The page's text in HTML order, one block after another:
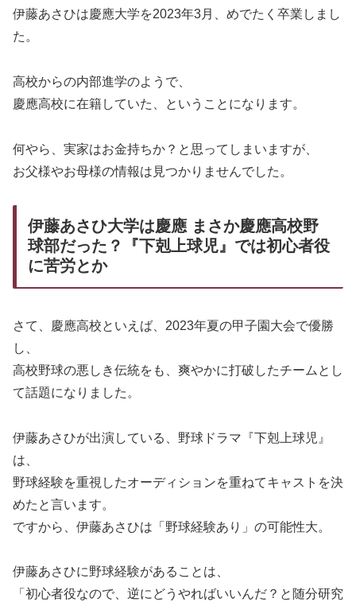
伊藤あさひは慶應大学を2023年3月、めでたく卒業しまし
た。
高校からの内部進学のようで、
慶應高校に在籍していた、ということになります。
何やら、実家はお金持ちか？と思ってしまいますが、
お父様やお母様の情報は見つかりませんでした。
伊藤あさひ大学は慶應 まさか慶應高校野
球部だった？『下剋上球児』では初心者役
に苦労とか
さて、慶應高校といえば、2023年夏の甲子園大会で優勝
し、
高校野球の悪しき伝統をも、爽やかに打破したチームとし
て話題になりました。
伊藤あさひが出演している、野球ドラマ『下剋上球児』
は、
野球経験を重視したオーディションを重ねてキャストを決
めたと言います。
ですから、伊藤あさひは「野球経験あり」の可能性大。
伊藤あさひに野球経験があることは、
「初心者役なので、逆にどうやればいいんだ？と随分研究